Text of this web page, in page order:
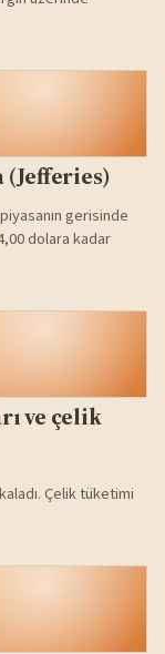
(Jefferies)
gerisinde
dolara kadar
ve çelik
Çelik tüketimi